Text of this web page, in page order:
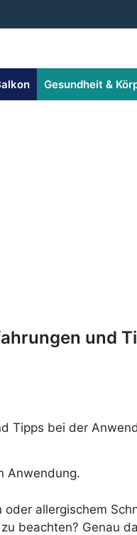
Gesundheit &
und
Anwendung.
allergischem
beachten? Genau